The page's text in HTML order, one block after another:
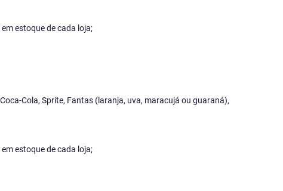
estoque de cada loja;
Cola, Sprite, Fantas (laranja, uva, maracujá ou guaraná),
estoque de cada loja;